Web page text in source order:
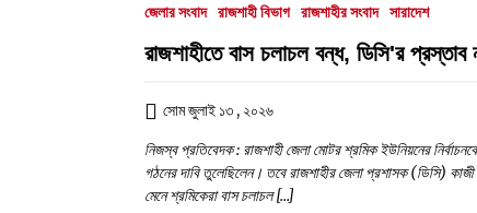
জেলার সংবাদ রাজশাহী বিভাগ রাজশাহীর সংবাদ সারাদেশ
রাজশাহীতে বাস চলাচল বন্ধ, ডিসি'র প্রস্তাব
সোম জুলাই ১৩ , ২০২৬
নিজস্ব প্রতিবেদক : রাজশাহী জেলা মোটর শ্রমিক ইউনিয়নের
গঠনের দাবি তুলেছিলেন। তবে রাজশাহীর জেলা প্রশাসক (ডিসি)
মেনে শ্রমিকেরা বাস চলাচল […]